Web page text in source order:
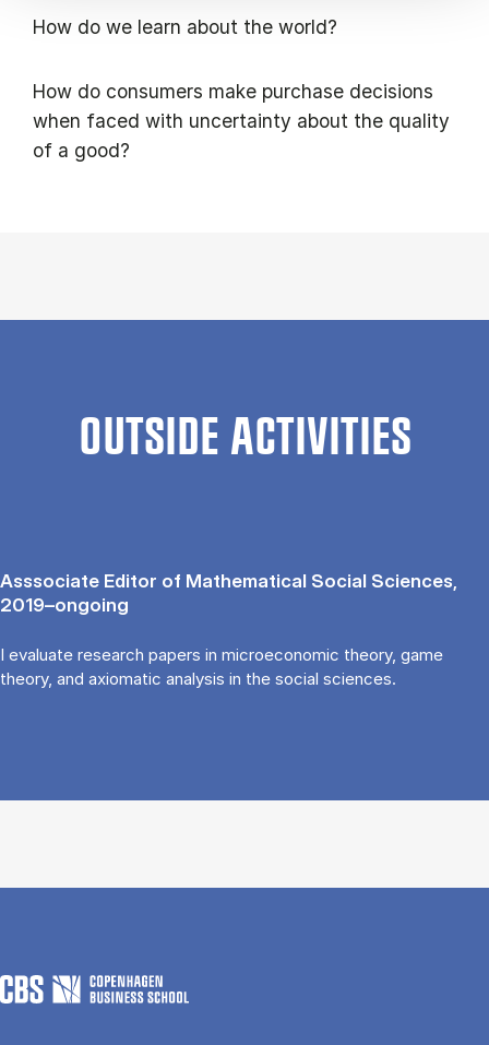
How do we learn about the world?
How do consumers make purchase decisions
when faced with uncertainty about the quality
of a good?
OUTSIDE ACTIVITIES
Asssociate Editor of Mathematical Social Sciences,
2019–ongoing
I evaluate research papers in microeconomic theory, game
theory, and axiomatic analysis in the social sciences.